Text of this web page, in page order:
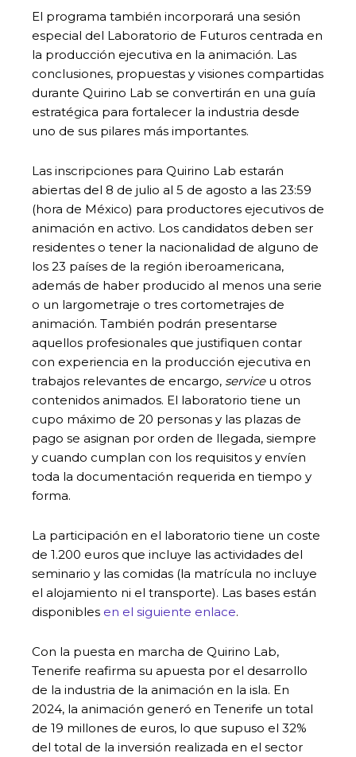
El programa también incorporará una sesión
especial del Laboratorio de Futuros centrada en
la producción ejecutiva en la animación. Las
conclusiones, propuestas y visiones compartidas
durante Quirino Lab se convertirán en una guía
estratégica para fortalecer la industria desde
uno de sus pilares más importantes.
Las inscripciones para Quirino Lab estarán
abiertas del 8 de julio al 5 de agosto a las 23:59
(hora de México) para productores ejecutivos de
animación en activo. Los candidatos deben ser
residentes o tener la nacionalidad de alguno de
los 23 países de la región iberoamericana,
además de haber producido al menos una serie
o un largometraje o tres cortometrajes de
animación. También podrán presentarse
aquellos profesionales que justifiquen contar
con experiencia en la producción ejecutiva en
trabajos relevantes de encargo, service u otros
contenidos animados. El laboratorio tiene un
cupo máximo de 20 personas y las plazas de
pago se asignan por orden de llegada, siempre
y cuando cumplan con los requisitos y envíen
toda la documentación requerida en tiempo y
forma.
La participación en el laboratorio tiene un coste
de 1.200 euros que incluye las actividades del
seminario y las comidas (la matrícula no incluye
el alojamiento ni el transporte). Las bases están
disponibles en el siguiente enlace.
Con la puesta en marcha de Quirino Lab,
Tenerife reafirma su apuesta por el desarrollo
de la industria de la animación en la isla. En
2024, la animación generó en Tenerife un total
de 19 millones de euros, lo que supuso el 32%
del total de la inversión realizada en el sector